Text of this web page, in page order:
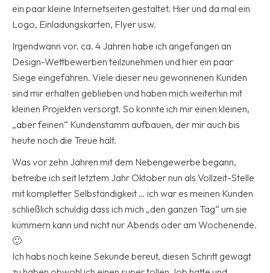
ein paar kleine Internetseiten gestaltet. Hier und da mal ein
Logo, Einladungskarten, Flyer usw.
Irgendwann vor. ca. 4 Jahren habe ich angefangen an
Design-Wettbewerben teilzunehmen und hier ein paar
Siege eingefahren. Viele dieser neu gewonnenen Kunden
sind mir erhalten geblieben und haben mich weiterhin mit
kleinen Projekten versorgt. So konnte ich mir einen kleinen,
„aber feinen“ Kundenstamm aufbauen, der mir auch bis
heute noch die Treue hält.
Was vor zehn Jahren mit dem Nebengewerbe begann,
betreibe ich seit letztem Jahr Oktober nun als Vollzeit-Stelle
mit kompletter Selbständigkeit … ich war es meinen Kunden
schließlich schuldig dass ich mich „den ganzen Tag“ um sie
kümmern kann und nicht nur Abends oder am Wochenende.
🙂
Ich habs noch keine Sekunde bereut, diesen Schritt gewagt